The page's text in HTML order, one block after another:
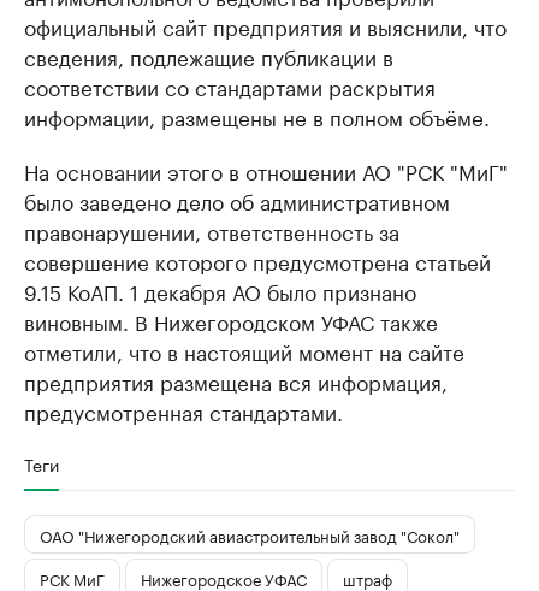
официальный сайт предприятия и выяснили, что
сведения, подлежащие публикации в
соответствии со стандартами раскрытия
информации, размещены не в полном объёме.
На основании этого в отношении АО "РСК "МиГ"
было заведено дело об административном
правонарушении, ответственность за
совершение которого предусмотрена статьей
9.15 КоАП. 1 декабря АО было признано
виновным. В Нижегородском УФАС также
отметили, что в настоящий момент на сайте
предприятия размещена вся информация,
предусмотренная стандартами.
Теги
ОАО "Нижегородский авиастроительный завод "Сокол"
РСК МиГ
Нижегородское УФАС
штраф